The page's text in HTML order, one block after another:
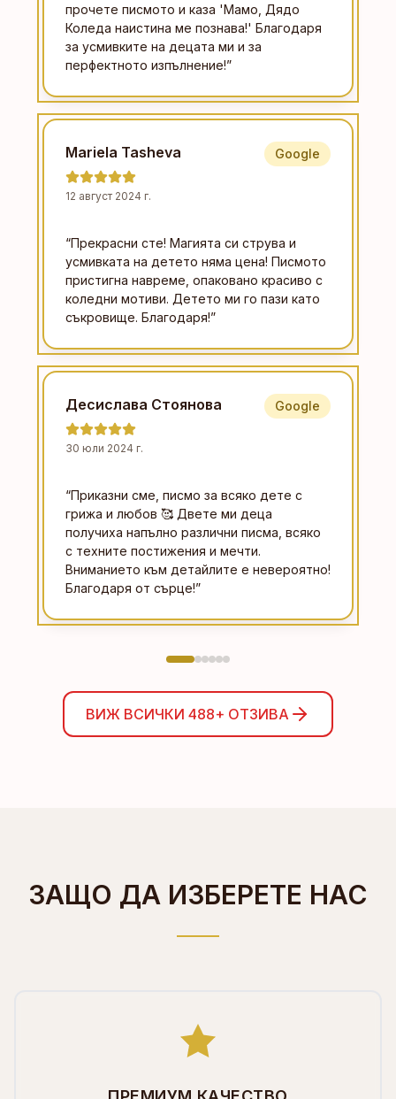
прочете писмото и каза 'Мамо, Дядо
Коледа наистина ме познава!' Благодаря
за усмивките на децата ми и за
перфектното изпълнение!”
Mariela Tasheva
12 август 2024 г.
Google
“Прекрасни сте! Магията си струва и
усмивката на детето няма цена! Писмото
пристигна навреме, опаковано красиво с
коледни мотиви. Детето ми го пази като
съкровище. Благодаря!”
Десислава Стоянова
30 юли 2024 г.
Google
“Приказни сме, писмо за всяко дете с
грижа и любов 🥰 Двете ми деца
получиха напълно различни писма, всяко
с техните постижения и мечти.
Вниманието към детайлите е невероятно!
Благодаря от сърце!”
ВИЖ ВСИЧКИ 488+ ОТЗИВА
ЗАЩО ДА ИЗБЕРЕТЕ НАС